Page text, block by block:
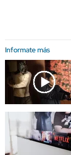
Informate más